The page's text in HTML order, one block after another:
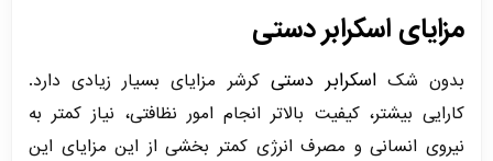
مزایای اسکرابر دستی
بدون شکاسکرابر دستی کرشر مزایای بسیار زیادی دارد.
کارایی بیشتر، کیفیت بالاتر انجام امور نظافتی، نیاز کمتر به
نیروی انسانی و مصرف انرژی کمتر بخشی از این مزایای این